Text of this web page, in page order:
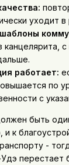
уходит в
канцелярита,
работает:
по
с
быть
к
-
перестает